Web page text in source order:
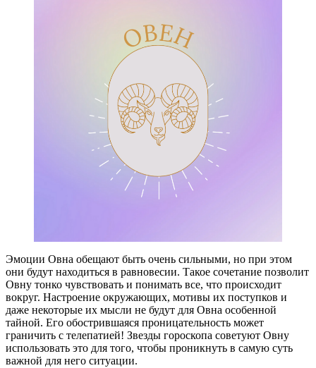
Эмоции Овна обещают быть очень сильными, но при этом
они будут находиться в равновесии. Такое сочетание позволит
Овну тонко чувствовать и понимать все, что происходит
вокруг. Настроение окружающих, мотивы их поступков и
даже некоторые их мысли не будут для Овна особенной
тайной. Его обострившаяся проницательность может
граничить с телепатией! Звезды гороскопа советуют Овну
использовать это для того, чтобы проникнуть в самую суть
важной для него ситуации.